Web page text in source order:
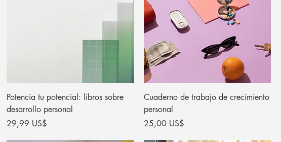
Potencia tu potencial: libros sobre
desarrollo personal
Precio
29,99 US$
Cuaderno de trabajo de crecimiento
personal
Precio
25,00 US$